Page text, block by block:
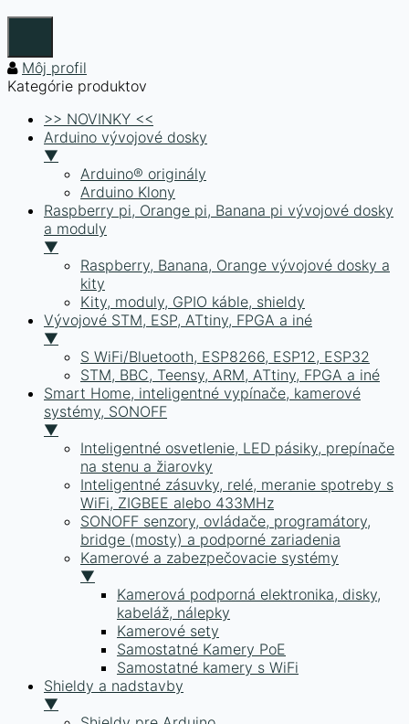
Môj profil
Kategórie produktov
>> NOVINKY <<
Arduino vývojové dosky
▼
Arduino® originály
Arduino Klony
Raspberry pi, Orange pi, Banana pi vývojové dosky
a moduly
▼
Raspberry, Banana, Orange vývojové dosky a
kity
Kity, moduly, GPIO káble, shieldy
Vývojové STM, ESP, ATtiny, FPGA a iné
▼
S WiFi/Bluetooth, ESP8266, ESP12, ESP32
STM, BBC, Teensy, ARM, ATtiny, FPGA a iné
Smart Home, inteligentné vypínače, kamerové
systémy, SONOFF
▼
Inteligentné osvetlenie, LED pásiky, prepínače
na stenu a žiarovky
Inteligentné zásuvky, relé, meranie spotreby s
WiFi, ZIGBEE alebo 433MHz
SONOFF senzory, ovládače, programátory,
bridge (mosty) a podporné zariadenia
Kamerové a zabezpečovacie systémy
▼
Kamerová podporná elektronika, disky,
kabeláž, nálepky
Kamerové sety
Samostatné Kamery PoE
Samostatné kamery s WiFi
Shieldy a nadstavby
▼